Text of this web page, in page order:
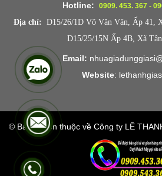
Hotline: 0909. 453. 367 -
Địa chỉ: D15/26/1D Võ Văn Vân, Ấp 41,
D15/25/15N Ấp 4B, Xã Tân
Email:
Website:
© Bản quyền thuộc về Công ty LÊ